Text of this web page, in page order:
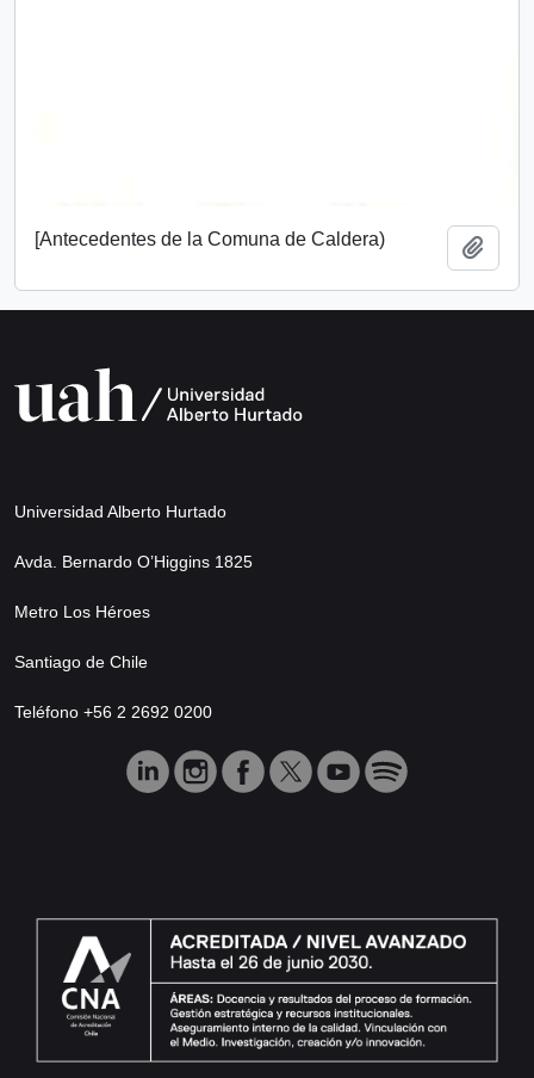
[Antecedentes de la Comuna de Caldera)
Universidad Alberto Hurtado
Avda. Bernardo O’Higgins 1825
Metro Los Héroes
Santiago de Chile
Teléfono +56 2 2692 0200